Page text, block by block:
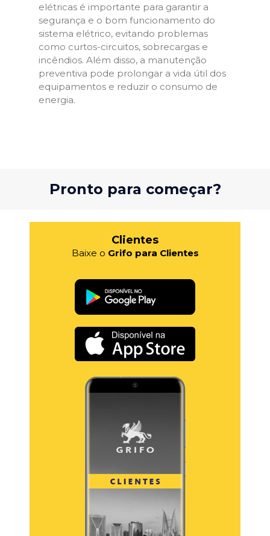
elétricas é importante para garantir a
segurança e o bom funcionamento do
sistema elétrico, evitando problemas
como curtos-circuitos, sobrecargas e
incêndios. Além disso, a manutenção
preventiva pode prolongar a vida útil dos
equipamentos e reduzir o consumo de
energia.
Pronto para começar?
Clientes
Baixe o Grifo para Clientes